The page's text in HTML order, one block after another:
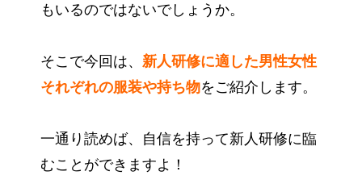
もいるのではないでしょうか。
そこで今回は、 新人研修に適した男性女性
それぞれの服装や持ち物をご紹介します。
一通り読めば、自信を持って新人研修に臨
むことができますよ！